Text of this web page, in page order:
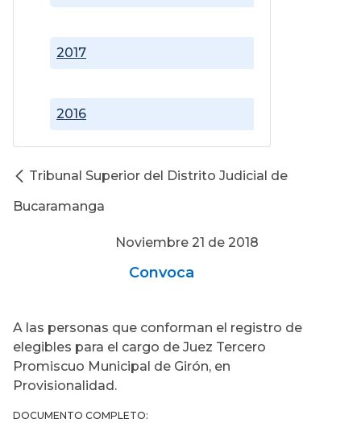
2016
2017
Tribunal Superior del Distrito Judicial de
Bucaramanga
Noviembre 21 de 2018
Convoca
A las personas que conforman el registro de
elegibles para el cargo de Juez Tercero
Promiscuo Municipal de Girón, en
Provisionalidad.
DOCUMENTO COMPLETO: